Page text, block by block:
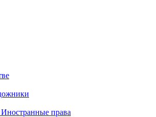
права